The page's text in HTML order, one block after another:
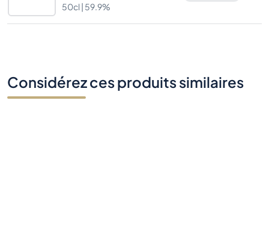
The Caskhound
50cl | 59.9%
Considérez ces produits similaires